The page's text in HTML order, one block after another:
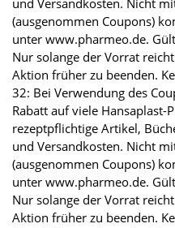
und Versandkosten. Nicht
(ausgenommen Coupons)
unter www.pharmeo.de.
Nur solange der Vorrat
Aktion früher zu beenden.
32: Bei Verwendung des
Rabatt auf viele
rezeptpflichtige Artikel,
und Versandkosten. Nicht
(ausgenommen Coupons)
unter www.pharmeo.de.
Nur solange der Vorrat
Aktion früher zu beenden.